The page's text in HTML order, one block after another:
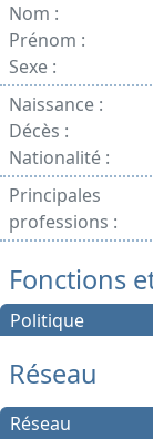
Nom :
Prénom :
Sexe :
Naissance :
Décès :
Nationalité :
Principales
professions :
Fonctions
Politique
Réseau
Réseau